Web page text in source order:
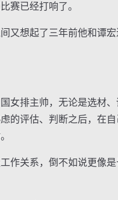
赛已经打响了。
想起了三年前他和谭宏
排主帅，无论是选材、
的评估、判断之后，在
关系，倒不如说更像是